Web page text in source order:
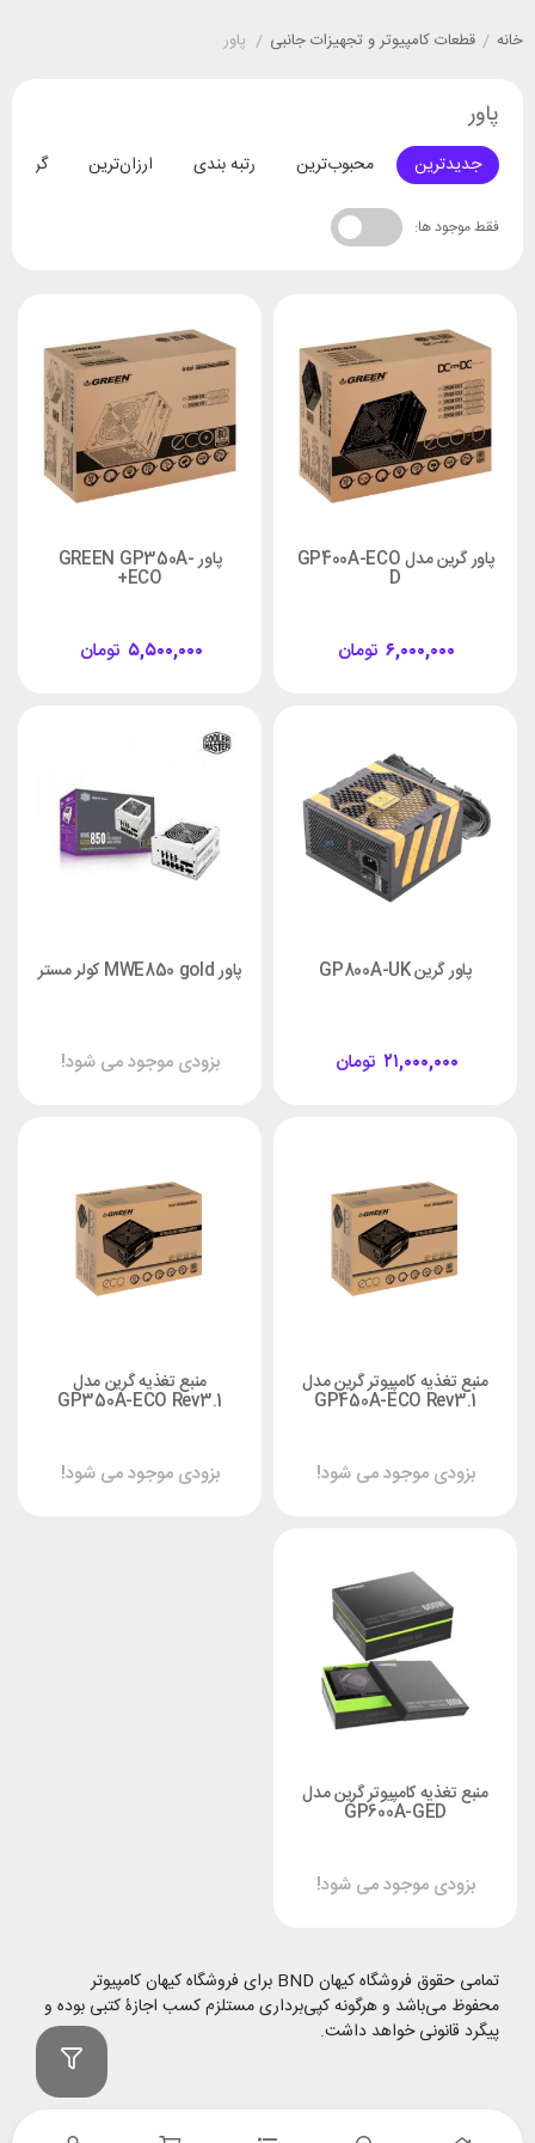
خانه / قطعات کامپیوتر و تجهیزات جانبی / پاور
پاور
جدیدترین محبوب‌ترین رتبه بندی ارزان‌ترین
فقط موجود ها:
پاور گرین مدل GP400A-ECO
D
تومان ۶,۰۰۰,۰۰۰
پاور GREEN GP350A-
ECO+
تومان ۵,۵۰۰,۰۰۰
پاور گرین GP800A-UK
تومان ۲۱,۰۰۰,۰۰۰
پاور MWE850 gold کولر مستر
بزودی موجود می شود!
منبع تغذیه کامپیوتر گرین مدل
GP450A-ECO Rev3.1
بزودی موجود می شود!
منبع تغذیه گرین مدل
GP350A-ECO Rev3.1
بزودی موجود می شود!
منبع تغذیه کامپیوتر گرین مدل
GP600A-GED
بزودی موجود می شود!
تمامی حقوق فروشگاه کیهان BND برای فروشگاه کیهان کامپیوتر
محفوظ می‌باشد و هرگونه کپی‌برداری مستلزم کسب اجازۀ کتبی بوده و
پیگرد قانونی خواهد داشت.